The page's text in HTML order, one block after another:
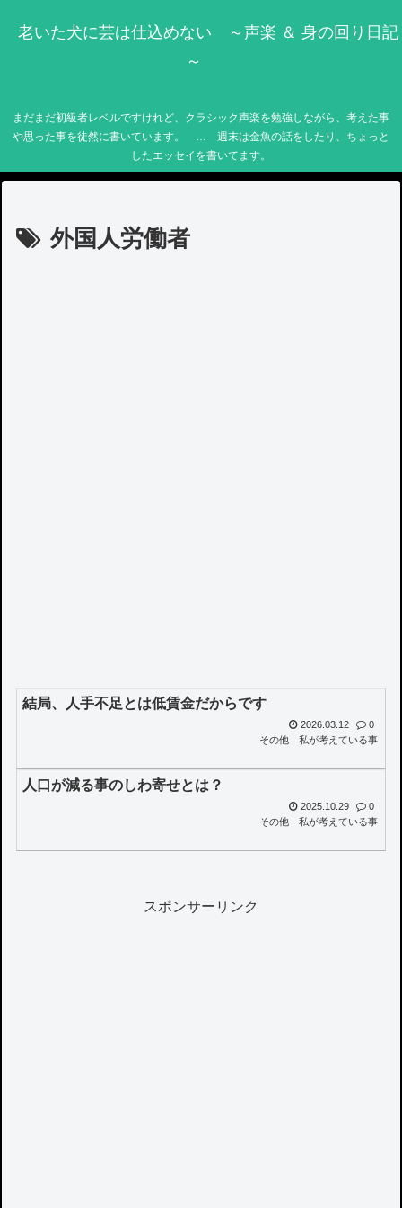
老いた犬に芸は仕込めない ～声楽 ＆ 身の回り日記
～
まだまだ初級者レベルですけれど、クラシック声楽を勉強しながら、考えた事
や思った事を徒然に書いています。 … 週末は金魚の話をしたり、ちょっと
したエッセイを書いてます。
外国人労働者
結局、人手不足とは低賃金だからです
2026.03.12
0
その他
私が考えている事
人口が減る事のしわ寄せとは？
2025.10.29
0
その他
私が考えている事
スポンサーリンク